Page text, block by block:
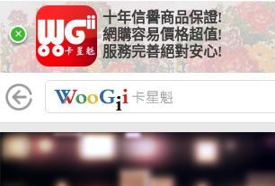
×
十年信譽商品保證!
網購容易價格超值!
服務完善絕對安心!